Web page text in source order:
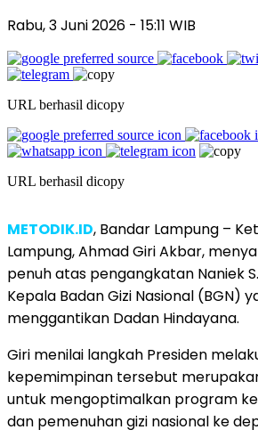
Rabu, 3 Juni 2026 - 15:11 WIB
URL berhasil dicopy
URL berhasil dicopy
METODIK.ID, ‎Bandar Lampung –
Lampung, Ahmad Giri Akbar,
penuh atas pengangkatan Naniek
Kepala Badan Gizi Nasional (BGN)
menggantikan Dadan Hindayana.
‎Giri menilai langkah Presiden
kepemimpinan tersebut
untuk mengoptimalkan program
dan pemenuhan gizi nasional ke